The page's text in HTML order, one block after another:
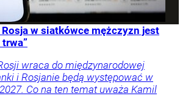
w siatkówce mężczyzn jest
trwa”
wraca do międzynarodowej
i Rosjanie będą występować w
Co na ten temat uważa Kamil